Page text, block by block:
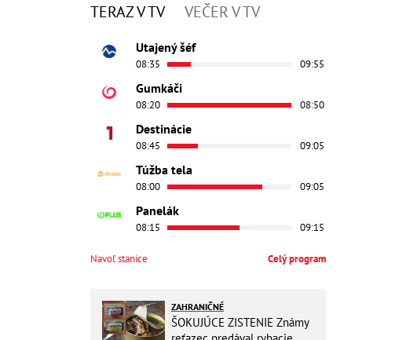
TERAZ V TV VEČER V TV
Utajený šéf
08:35 09:55
Gumkáči
08:20 08:50
Destinácie
08:45 09:05
Túžba tela
08:00 09:05
Panelák
08:15 09:15
Navoľ stanice Celý program
ZAHRANIČNÉ
ŠOKUJÚCE ZISTENIE Známy